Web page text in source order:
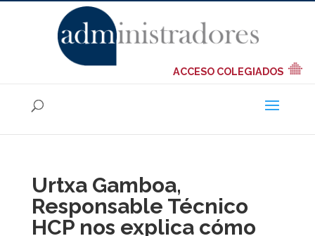
ACCESO COLEGIADOS
Urtxa Gamboa,
Responsable Técnico
HCP nos explica cómo